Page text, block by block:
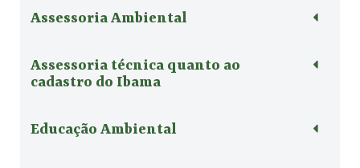
Assessoria Ambiental
Assessoria técnica quanto ao
cadastro do Ibama
Educação Ambiental